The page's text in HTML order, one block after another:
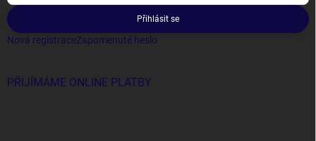
Přihlásit se
Nová registraceZapomenuté heslo
PŘIJÍMÁME ONLINE PLATBY